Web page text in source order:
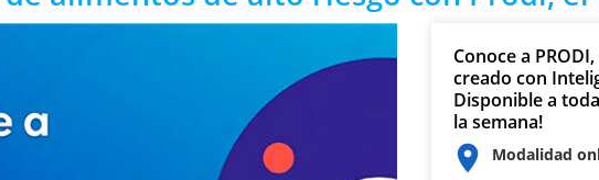
Conoce a
creado con
Disponible a
la semana!
Modalidad